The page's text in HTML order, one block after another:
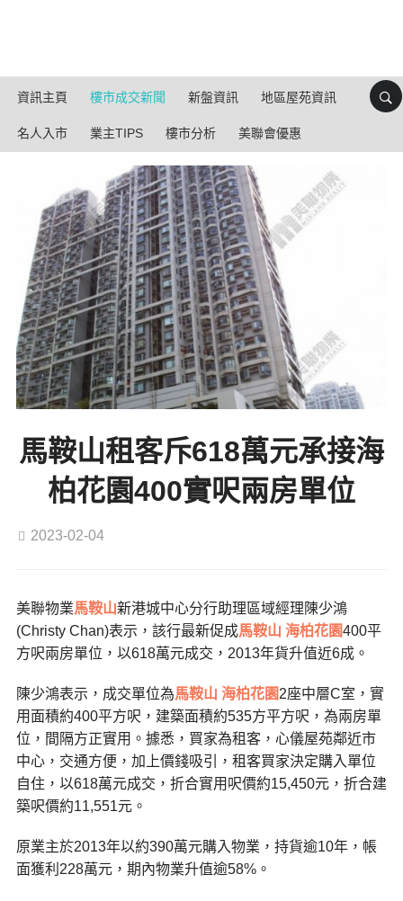
資訊主頁 樓市成交新聞 新盤資訊 地區屋苑資訊
名人入市 業主TIPS 樓市分析 美聯會優惠
馬鞍山租客斥618萬元承接海
柏花園400實呎兩房單位
2023-02-04
美聯物業馬鞍山新港城中心分行助理區域經理陳少鴻
(Christy Chan)表示，該行最新促成馬鞍山 海柏花園400平
方呎兩房單位，以618萬元成交，2013年貨升值近6成。
陳少鴻表示，成交單位為馬鞍山 海柏花園2座中層C室，實
用面積約400平方呎，建築面積約535方平方呎，為兩房單
位，間隔方正實用。據悉，買家為租客，心儀屋苑鄰近市
中心，交通方便，加上價錢吸引，租客買家決定購入單位
自住，以618萬元成交，折合實用呎價約15,450元，折合建
築呎價約11,551元。
原業主於2013年以約390萬元購入物業，持貨逾10年，帳
面獲利228萬元，期內物業升值逾58%。